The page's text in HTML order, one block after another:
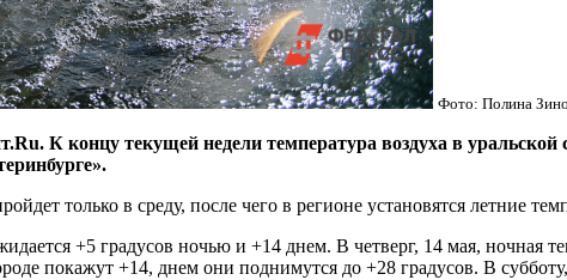
Фото: Полина
текущей недели температура воздуха в уральской
только в среду, после чего в регионе установятся летние
+5 градусов ночью и +14 днем. В четверг, 14 мая, ночная
покажут +14, днем они поднимутся до +28 градусов. В